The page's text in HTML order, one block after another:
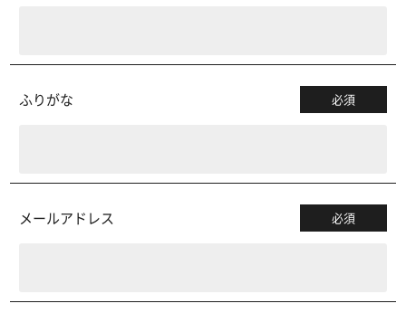
ふりがな 必須
メールアドレス 必須